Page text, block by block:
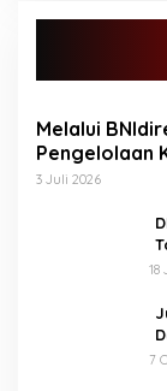
Melalui
Pengelolaan
3 Juli 2026
18
7